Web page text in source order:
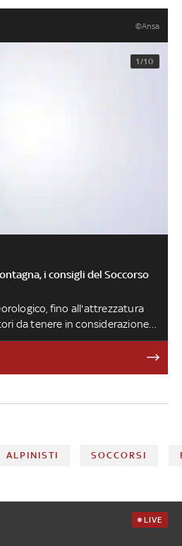
©Ansa
1/10
i consigli del Soccorso
fino all'attrezzatura
da tenere in considerazione
per un'escursione sulla neve.
ALPINISTI SOCCORSI
LIVE